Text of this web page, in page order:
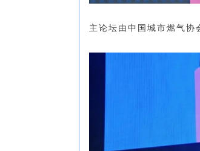
主论坛由中国城市燃气协